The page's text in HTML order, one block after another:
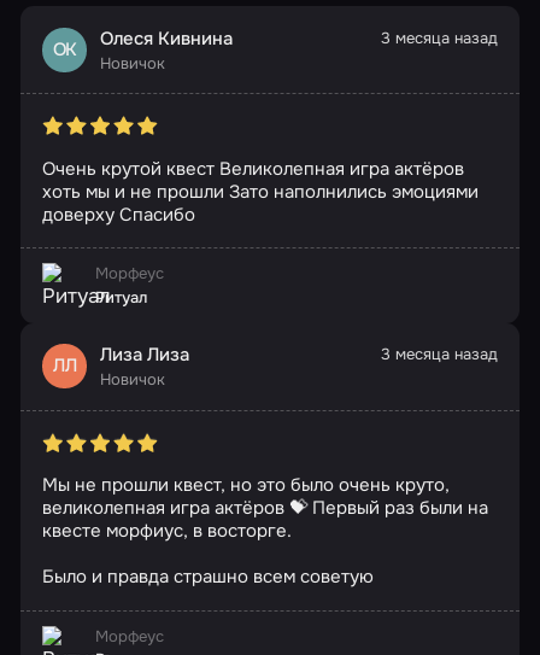
ОК Олеся Кивнина
Новичок
3 месяца назад
Очень крутой квест Великолепная игра актёров
хоть мы и не прошли Зато наполнились эмоциями
доверху Спасибо
Морфеус
Ритуал
ЛЛ Лиза Лиза
Новичок
3 месяца назад
Мы не прошли квест, но это было очень круто,
великолепная игра актёров 💝 Первый раз были на
квесте морфиус, в восторге.
Было и правда страшно всем советую
Морфеус